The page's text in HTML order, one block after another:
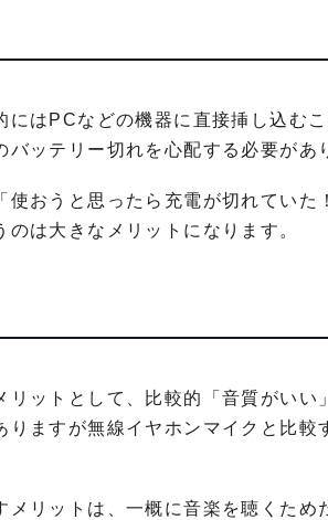
にはPCなどの機器に直接挿し込む
ッテリー切れを心配する必要があ
使おうと思ったら充電が切れてい
は大きなメリットになります。
リットとして、比較的「音質がい
りますが無線イヤホンマイクと比
メリットは、一概に音楽を聴くた